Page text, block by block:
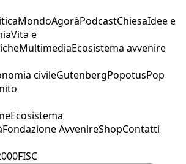
MondoAgoràPodcastChiesaIdee e
Vita e
MultimediaEcosistema avvenire
civileGutenbergPopotusPop
Ecosistema
Fondazione AvvenireShopContatti
FISC